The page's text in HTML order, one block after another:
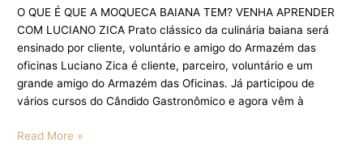
O QUE É QUE A MOQUECA BAIANA TEM? VENHA APRENDER
COM LUCIANO ZICA Prato clássico da culinária baiana será
ensinado por cliente, voluntário e amigo do Armazém das
oficinas Luciano Zica é cliente, parceiro, voluntário e um
grande amigo do Armazém das Oficinas. Já participou de
vários cursos do Cândido Gastronômico e agora vêm à
Read More »